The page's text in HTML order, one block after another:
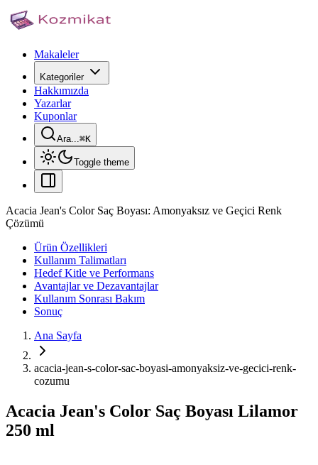
Makaleler
Kategoriler
Hakkımızda
Yazarlar
Kuponlar
Ara...⌘K
Toggle theme
Acacia Jean's Color Saç Boyası: Amonyaksız ve Geçici Renk
Çözümü
Ürün Özellikleri
Kullanım Talimatları
Hedef Kitle ve Performans
Avantajlar ve Dezavantajlar
Kullanım Sonrası Bakım
Sonuç
Ana Sayfa
acacia-jean-s-color-sac-boyasi-amonyaksiz-ve-gecici-renk-
cozumu
Acacia Jean's Color Saç Boyası Lilamor
250 ml